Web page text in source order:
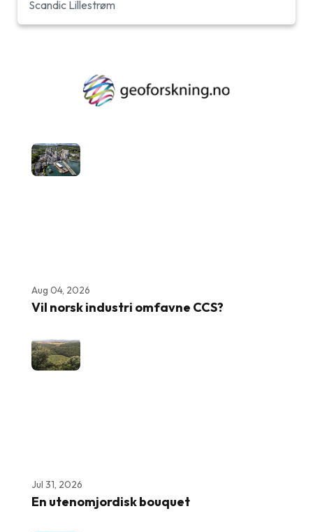
Scandic Lillestrøm
Aug 04, 2026
Vil norsk industri omfavne CCS?
Jul 31, 2026
En utenomjordisk bouquet